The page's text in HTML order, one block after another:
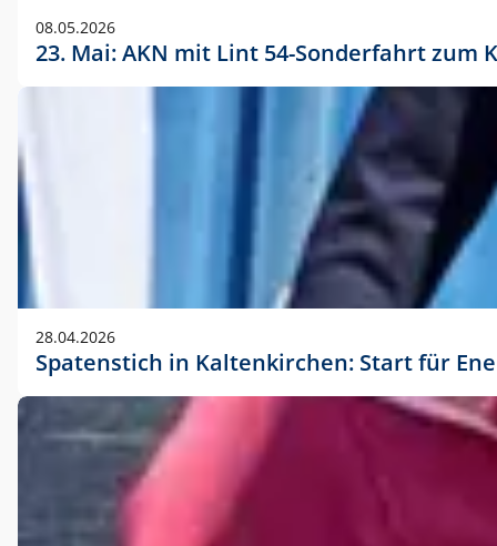
08.05.2026
23. Mai: AKN mit Lint 54-Sonderfahrt
28.04.2026
Spatenstich in Kaltenkirchen: Start für